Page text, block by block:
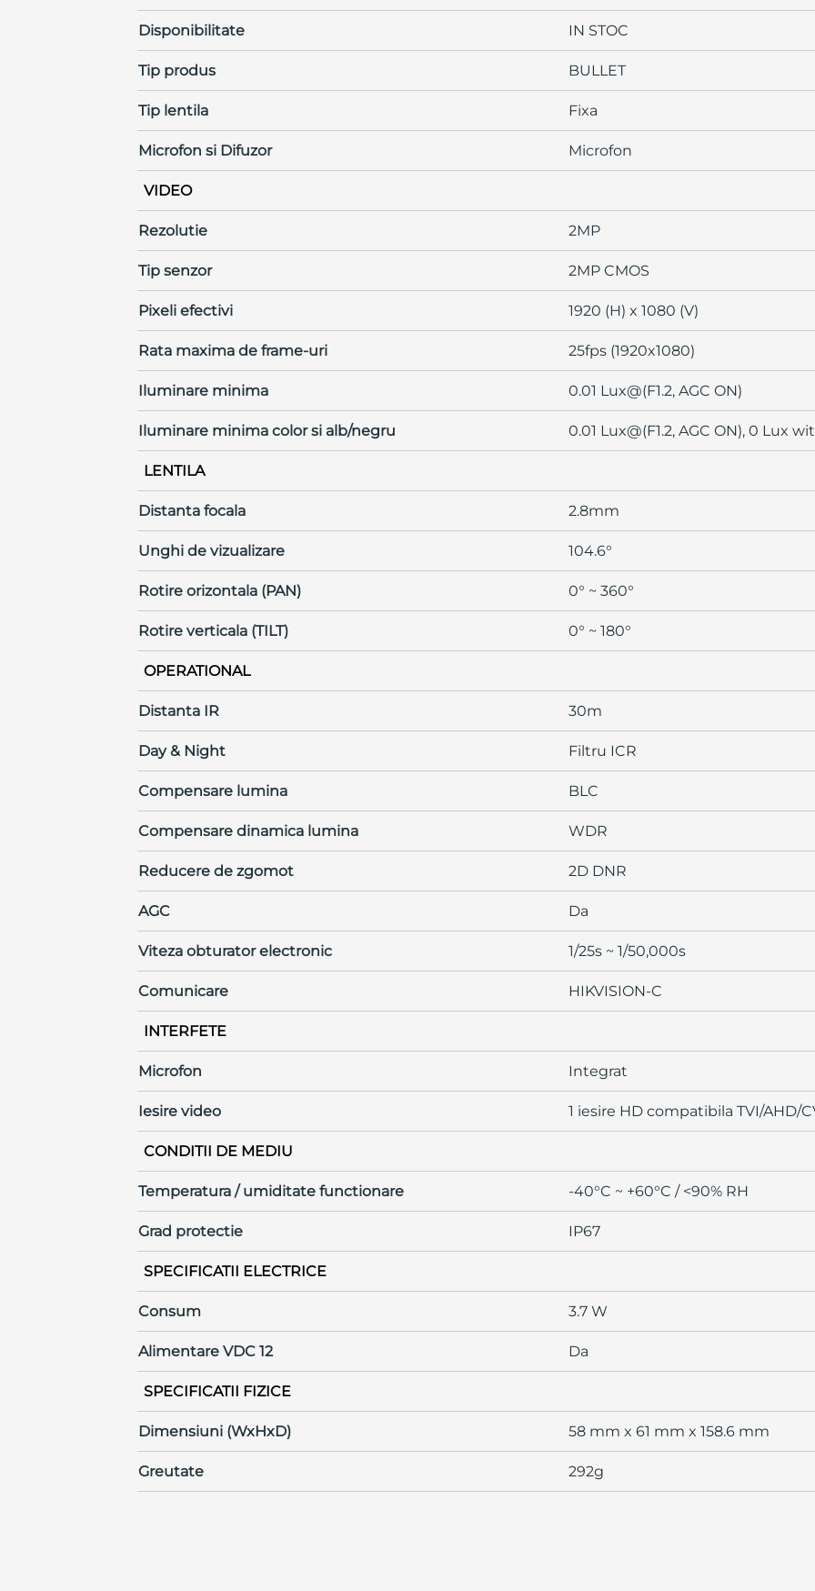
Disponibilitate IN STOC
Tip produs BULLET
Tip lentila Fixa
Microfon si Difuzor Microfon
VIDEO
Rezolutie 2MP
Tip senzor 2MP CMOS
Pixeli efectivi 1920 (H) x 1080 (V)
Rata maxima de frame-uri 25fps (1920x1080)
Iluminare minima 0.01 Lux@(F1.2, AGC ON)
Iluminare minima color si alb/negru 0.01 Lux@(F1.2, AGC ON), 0 Lux
LENTILA
Distanta focala 2.8mm
Unghi de vizualizare 104.6°
Rotire orizontala (PAN) 0° ~ 360°
Rotire verticala (TILT) 0° ~ 180°
OPERATIONAL
Distanta IR 30m
Day & Night Filtru ICR
Compensare lumina BLC
Compensare dinamica lumina WDR
Reducere de zgomot 2D DNR
AGC Da
Viteza obturator electronic 1/25s ~ 1/50,000s
Comunicare HIKVISION-C
INTERFETE
Microfon Integrat
Iesire video 1 iesire HD compatibila TVI/AHD/
CONDITII DE MEDIU
Temperatura / umiditate functionare -40°C ~ +60°C / <90% RH
Grad protectie IP67
SPECIFICATII ELECTRICE
Consum 3.7 W
Alimentare VDC 12 Da
SPECIFICATII FIZICE
Dimensiuni (WxHxD) 58 mm x 61 mm x 158.6 mm
Greutate 292g